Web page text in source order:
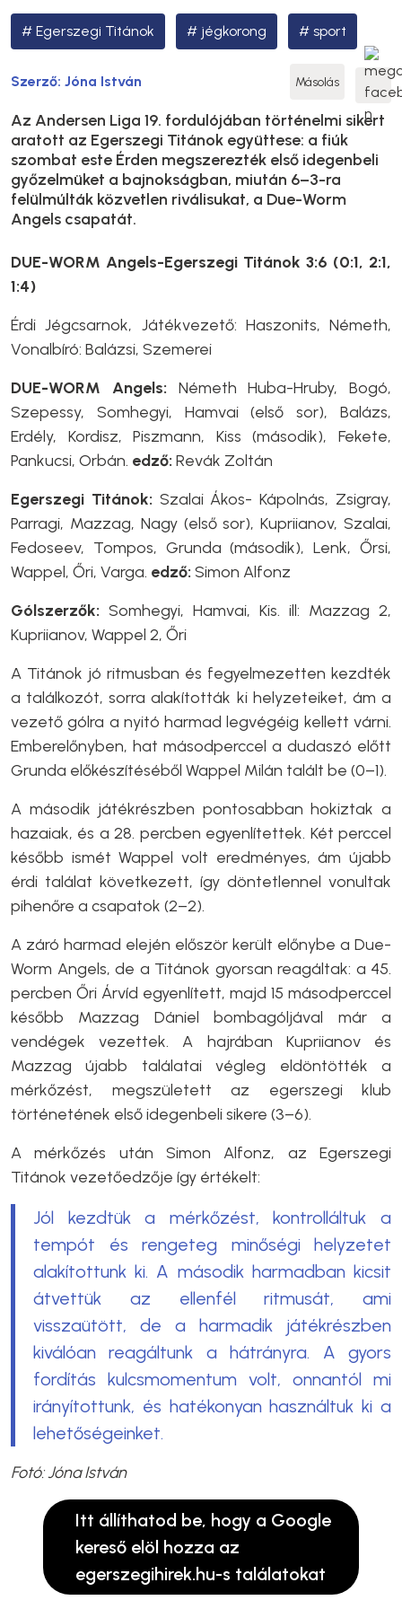
Egerszegi Titánok jégkorong sport
Szerző: Jóna István Másolás
Az Andersen Liga 19. fordulójában történelmi sikert
aratott az Egerszegi Titánok együttese: a fiúk
szombat este Érden megszerezték első idegenbeli
győzelmüket a bajnokságban, miután 6–3-ra
felülmúlták közvetlen riválisukat, a Due-Worm
Angels csapatát.
DUE-WORM Angels-Egerszegi Titánok 3:6 (0:1, 2:1,
1:4)
Érdi Jégcsarnok, Játékvezető: Haszonits, Németh,
Vonalbíró: Balázsi, Szemerei
DUE-WORM Angels: Németh Huba-Hruby, Bogó,
Szepessy, Somhegyi, Hamvai (első sor), Balázs,
Erdély, Kordisz, Piszmann, Kiss (második), Fekete,
Pankucsi, Orbán. edző: Revák Zoltán
Egerszegi Titánok: Szalai Ákos- Kápolnás, Zsigray,
Parragi, Mazzag, Nagy (első sor), Kupriianov, Szalai,
Fedoseev, Tompos, Grunda (második), Lenk, Őrsi,
Wappel, Őri, Varga. edző: Simon Alfonz
Gólszerzők: Somhegyi, Hamvai, Kis. ill: Mazzag 2,
Kupriianov, Wappel 2, Őri
A Titánok jó ritmusban és fegyelmezetten kezdték
a találkozót, sorra alakították ki helyzeteiket, ám a
vezető gólra a nyitó harmad legvégéig kellett várni.
Emberelőnyben, hat másodperccel a dudaszó előtt
Grunda előkészítéséből Wappel Milán talált be (0–1).
A második játékrészben pontosabban hokiztak a
hazaiak, és a 28. percben egyenlítettek. Két perccel
később ismét Wappel volt eredményes, ám újabb
érdi találat következett, így döntetlennel vonultak
pihenőre a csapatok (2–2).
A záró harmad elején először került előnybe a Due-
Worm Angels, de a Titánok gyorsan reagáltak: a 45.
percben Őri Árvíd egyenlített, majd 15 másodperccel
később Mazzag Dániel bombagóljával már a
vendégek vezettek. A hajrában Kupriianov és
Mazzag újabb találatai végleg eldöntötték a
mérkőzést, megszületett az egerszegi klub
történetének első idegenbeli sikere (3–6).
A mérkőzés után Simon Alfonz, az Egerszegi
Titánok vezetőedzője így értékelt:
Jól kezdtük a mérkőzést, kontrolláltuk a
tempót és rengeteg minőségi helyzetet
alakítottunk ki. A második harmadban kicsit
átvettük az ellenfél ritmusát, ami
visszaütött, de a harmadik játékrészben
kiválóan reagáltunk a hátrányra. A gyors
fordítás kulcsmomentum volt, onnantól mi
irányítottunk, és hatékonyan használtuk ki a
lehetőségeinket.
Fotó: Jóna István
Itt állíthatod be, hogy a Google
kereső elöl hozza az
egerszegihirek.hu-s találatokat